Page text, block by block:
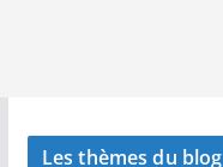
Les thèmes du blog